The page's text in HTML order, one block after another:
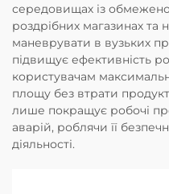
середовищах із
роздрібних магазинах та
маневрувати в вузьких
підвищує ефективність
користувачам
площу без втрати
лише покращує робочі
аварій, роблячи її
діяльності.